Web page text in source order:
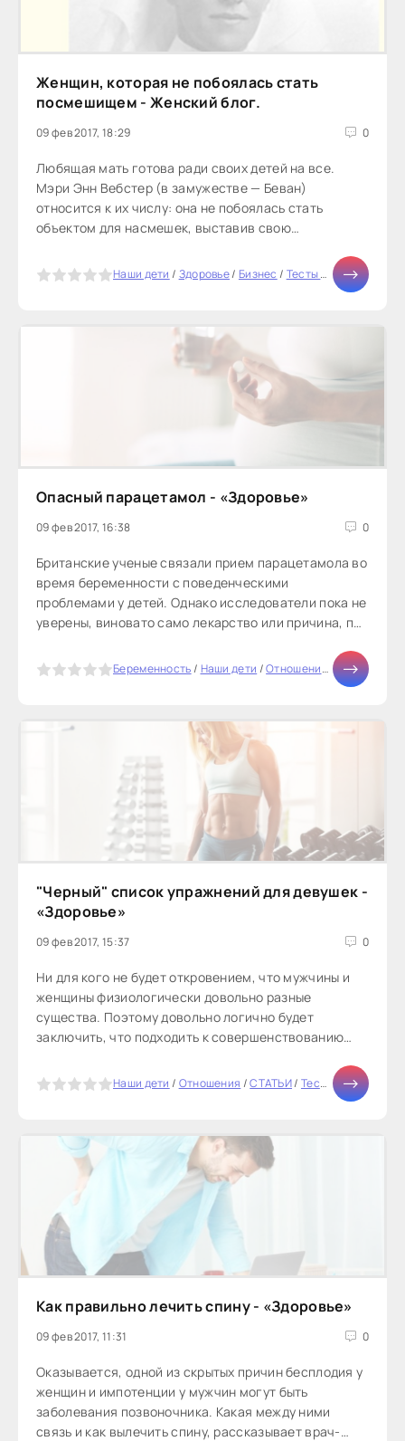
Женщин, которая не побоялась стать
посмешищем - Женский блог.
09 фев 2017, 18:29 0
Любящая мать готова ради своих детей на все.
Мэри Энн Вебстер (в замужестве — Беван)
относится к их числу: она не побоялась стать
объектом для насмешек, выставив свою
Наши дети / Здоровье/ Бизнес / Тесты онлайн /
Опасный парацетамол - «Здоровье»
09 фев 2017, 16:38 0
Британские ученые связали прием парацетамола во
время беременности с поведенческими
проблемами у детей. Однако исследователи пока не
уверены, виновато само лекарство или причина, по
Беременность/ Наши дети /Отношения /СТАТЬИ
"Черный" список упражнений для девушек -
«Здоровье»
09 фев 2017, 15:37 0
Ни для кого не будет откровением, что мужчины и
женщины физиологически довольно разные
существа. Поэтому довольно логично будет
заключить, что подходить к совершенствованию
Наши дети / Отношения /СТАТЬИ/ Тесты онлайн
Как правильно лечить спину - «Здоровье»
09 фев 2017, 11:31 0
Оказывается, одной из скрытых причин бесплодия у
женщин и импотенции у мужчин могут быть
заболевания позвоночника. Какая между ними
связь и как вылечить спину, рассказывает врач-